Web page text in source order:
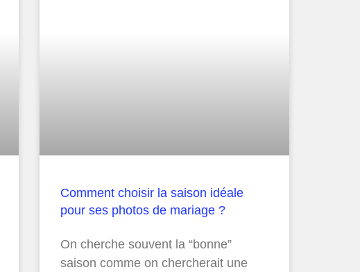
Comment choisir la saison idéale
pour ses photos de mariage ?
On cherche souvent la “bonne”
saison comme on chercherait une